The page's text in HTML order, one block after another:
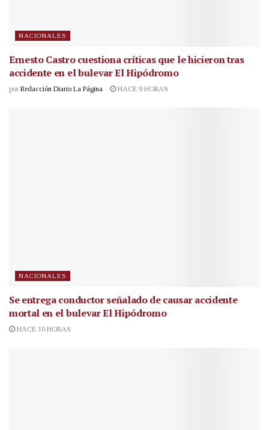
NACIONALES
Ernesto Castro cuestiona críticas que le hicieron tras
accidente en el bulevar El Hipódromo
por Redacción Diario La Página HACE 9 HORAS
NACIONALES
Se entrega conductor señalado de causar accidente
mortal en el bulevar El Hipódromo
HACE 10 HORAS